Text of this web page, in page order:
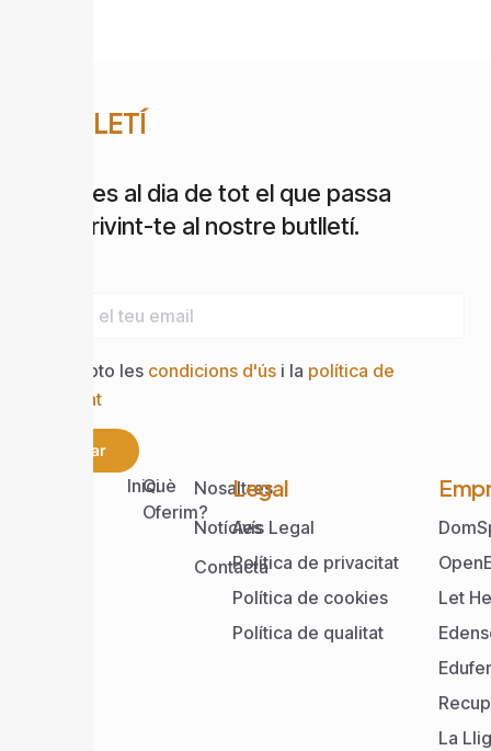
BUTLLETÍ
Estigues al dia de tot el que passa
subscrivint-te al nostre butlletí.
Accepto les condicions d'ús i la política de
privacitat
Enviar
IniciQuè
Oferim?
Nosaltres
Notícies
Contacta
Legal
Avís Legal
Política de privacitat
Política de cookies
Política de qualitat
Let
La